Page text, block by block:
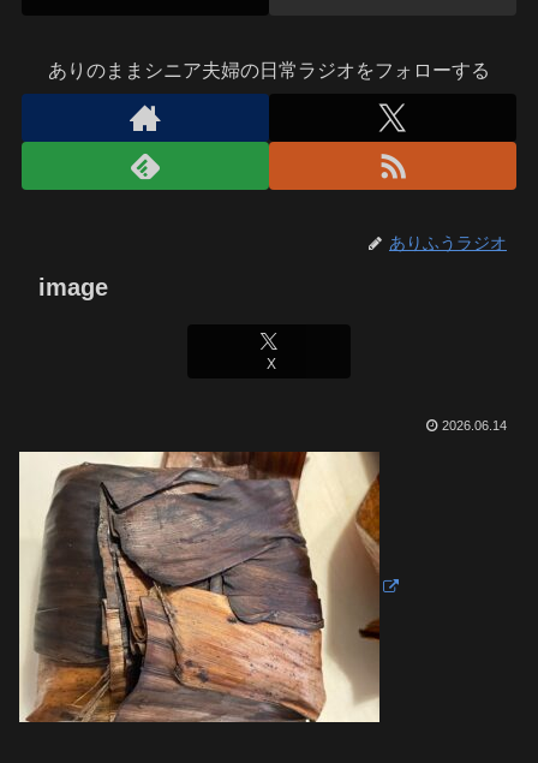
ありのままシニア夫婦の日常ラジオをフォローする
ありふうラジオ
image
X
2026.06.14